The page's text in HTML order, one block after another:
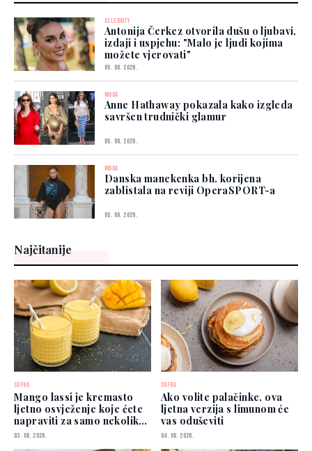
CELEBRITY
Antonija Čerkez otvorila dušu o ljubavi,
izdaji i uspjehu: "Malo je ljudi kojima
možete vjerovati"
05. 08. 2026.
MODA
Anne Hathaway pokazala kako izgleda
savršen trudnički glamur
05. 08. 2026.
MODA
Danska manekenka bh. korijena
zablistala na reviji OperaSPORT-a
05. 08. 2026.
Najčitanije
SOFRA
Mango lassi je kremasto
ljetno osvježenje koje ćete
napraviti za samo nekoliko
minuta
03. 08. 2026.
SOFRA
Ako volite palačinke, ova
ljetna verzija s limunom će
vas oduševiti
04. 08. 2026.